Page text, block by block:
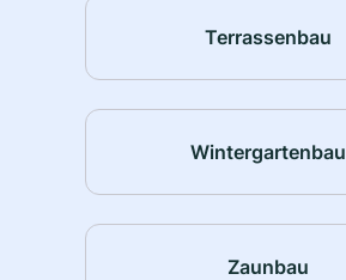
Terrassenbau
Wintergartenbau
Zaunbau